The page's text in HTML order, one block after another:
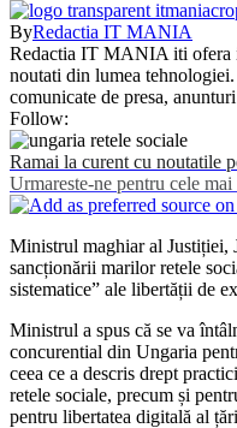
ByRedactia IT MANIA
Redactia IT MANIA iti ofera
noutati din lumea
comunicate de presa,
Follow:
Ramai la curent cu noutatile
Urmareste-ne pentru cele
Ministrul maghiar al Justiției,
sancționării marilor retele
sistematice” ale libertății de
Ministrul a spus că se va
concurential din Ungaria
ceea ce a descris drept
retele sociale, precum și
pentru libertatea digitală al